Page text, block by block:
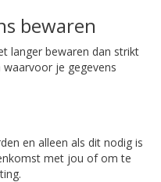
bewaren
langer bewaren dan strikt
je gegevens
en alleen als dit nodig is
met jou of om te